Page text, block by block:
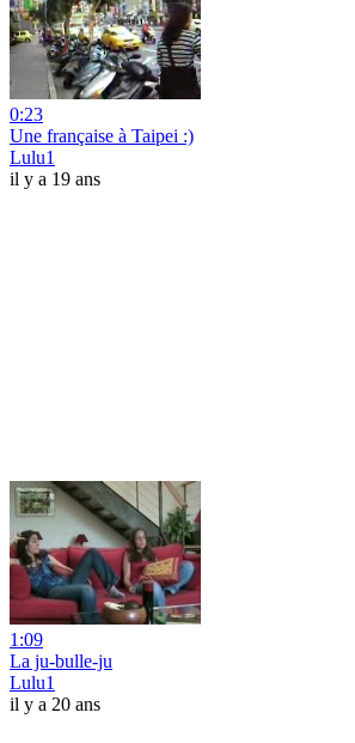
0:23
Une française à Taipei :)
Lulu1
il y a 19 ans
1:09
La ju-bulle-ju
Lulu1
il y a 20 ans